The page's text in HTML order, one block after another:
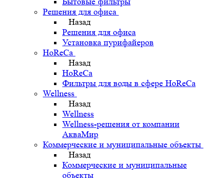
Решения для офиса
Назад
Решения для офиса
Установка пурифайеров
HoReCa
Назад
HoReCa
Фильтры для воды в сфере HoReCa
Wellness
Назад
Wellness
Wellness-решения от компании
АкваМир
Коммерческие и муниципальные объекты
Назад
Коммерческие и муниципальные
объекты